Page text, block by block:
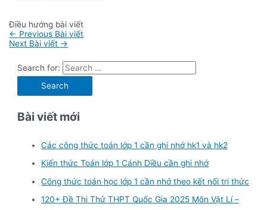
Điều hướng bài viết
← Previous Bài viết
Next Bài viết →
Search for:
Bài viết mới
Các công thức toán lớp 1 cần ghi nhớ hk1 và hk2
Kiến thức Toán lớp 1 Cánh Diều cần ghi nhớ
Công thức toán học lớp 1 cần nhớ theo kết nối tri thức
120+ Đề Thi Thử THPT Quốc Gia 2025 Môn Vật Lí –